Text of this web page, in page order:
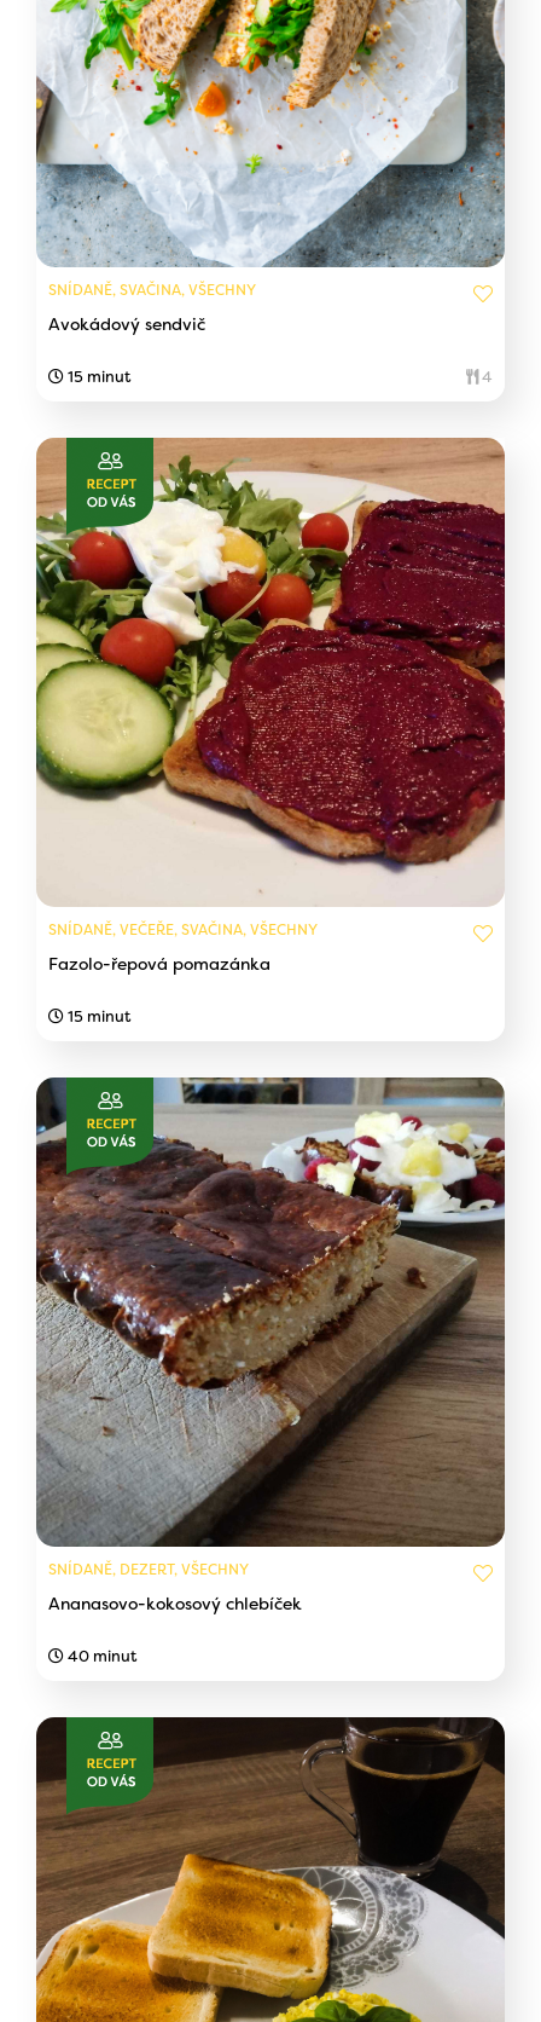
SNÍDANĚ, SVAČINA, VŠECHNY
Avokádový sendvič
15 minut 4
SNÍDANĚ, VEČEŘE, SVAČINA, VŠECHNY
Fazolo-řepová pomazánka
15 minut
SNÍDANĚ, DEZERT, VŠECHNY
Ananasovo-kokosový chlebíček
40 minut